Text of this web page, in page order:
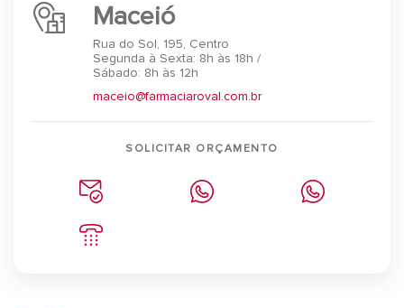
Maceió
Rua do Sol, 195, Centro
Segunda à Sexta: 8h às 18h /
Sábado: 8h às 12h
maceio@farmaciaroval.com.br
SOLICITAR ORÇAMENTO